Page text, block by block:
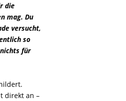
die
mag. Du
versucht,
so
für
direkt an –